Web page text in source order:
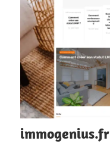
immogenius.fr